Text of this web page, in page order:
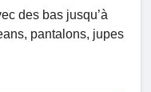
des bas jusqu’à
pantalons, jupes